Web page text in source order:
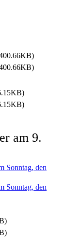
am 9.
Sonntag, den
Sonntag, den